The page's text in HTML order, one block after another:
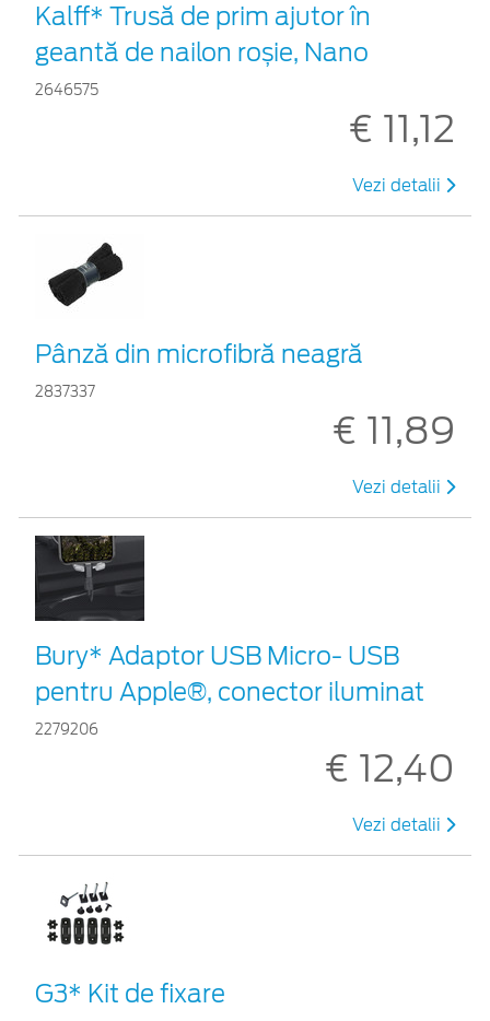
Kalff* Trusă de prim ajutor în
geantă de nailon roșie, Nano
2646575
€ 11,12
Vezi detalii
Pânză din microfibră neagră
2837337
€ 11,89
Vezi detalii
Bury* Adaptor USB Micro- USB
pentru Apple®, conector iluminat
2279206
€ 12,40
Vezi detalii
G3* Kit de fixare